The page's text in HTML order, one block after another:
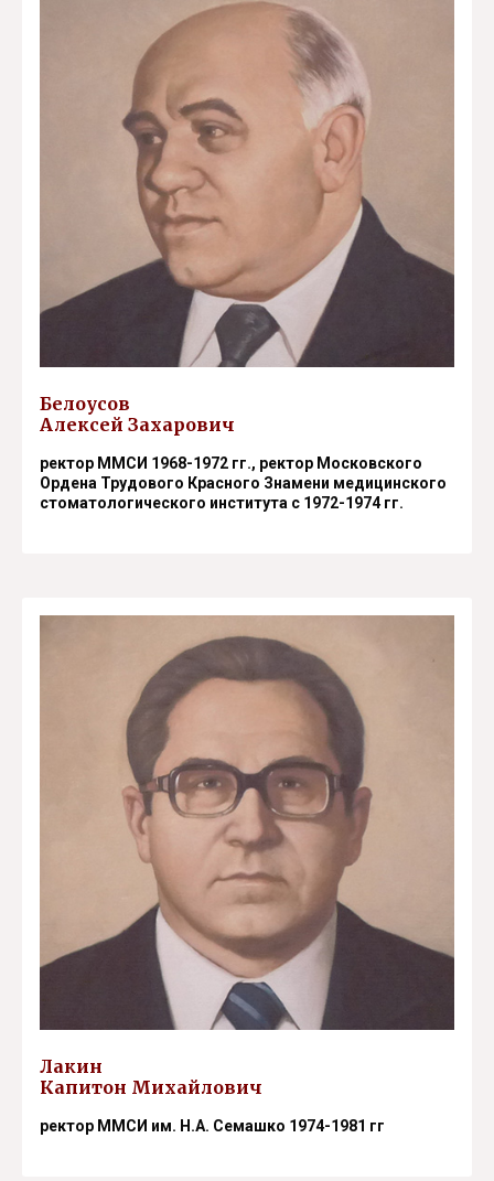
Белоусов
Алексей Захарович
ректор ММСИ 1968-1972 гг., ректор Московского
Ордена Трудового Красного Знамени медицинского
стоматологического института с 1972-1974 гг.
Лакин
Капитон Михайлович
ректор ММСИ им. Н.А. Семашко 1974-1981 гг